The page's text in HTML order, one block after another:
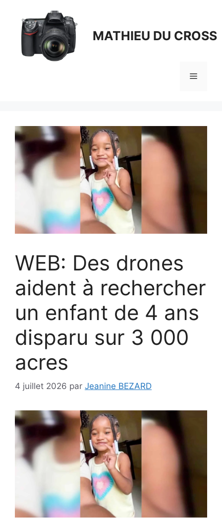
contenu
MATHIEU DU CROSS
Menu
WEB: Des drones
aident à rechercher
un enfant de 4 ans
disparu sur 3 000
acres
4 juillet 2026 par Jeanine BEZARD